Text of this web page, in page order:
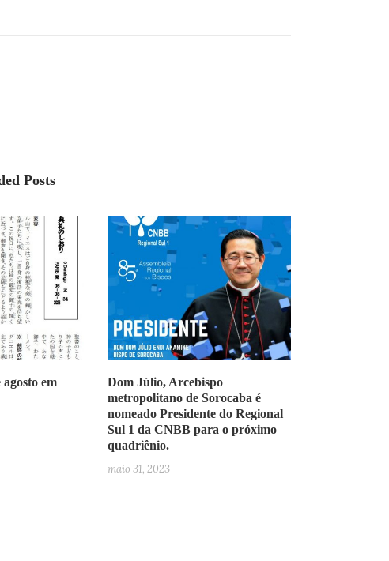
Posts
em
Dom Júlio, Arcebispo
metropolitano de Sorocaba é
nomeado Presidente do Regional
Sul 1 da CNBB para o próximo
quadriênio.
maio 31, 2023